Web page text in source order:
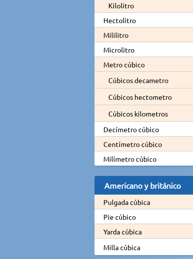
Kilolitro
Hectolitro
Mililitro
Microlitro
Metro cúbico
Cúbicos decametro
Cúbicos hectometro
Cúbicos kilometros
Decímetro cúbico
Centímetro cúbico
Milímetro cúbico
Americano y británico
Pulgada cúbica
Pie cúbico
Yarda cúbica
Milla cúbica